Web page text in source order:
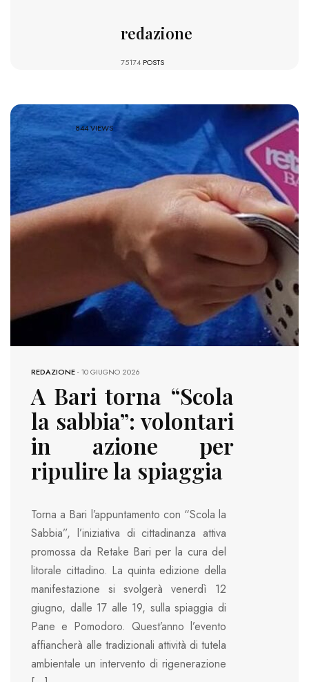
redazione
75174 POSTS
844 VIEWS
REDAZIONE-10 GIUGNO 2026
A Bari torna “Scola
la sabbia”: volontari
in azione per
ripulire la spiaggia
Torna a Bari l’appuntamento con “Scola la
Sabbia”, l’iniziativa di cittadinanza attiva
promossa da Retake Bari per la cura del
litorale cittadino. La quinta edizione della
manifestazione si svolgerà venerdì 12
giugno, dalle 17 alle 19, sulla spiaggia di
Pane e Pomodoro. Quest’anno l’evento
affiancherà alle tradizionali attività di tutela
ambientale un intervento di rigenerazione